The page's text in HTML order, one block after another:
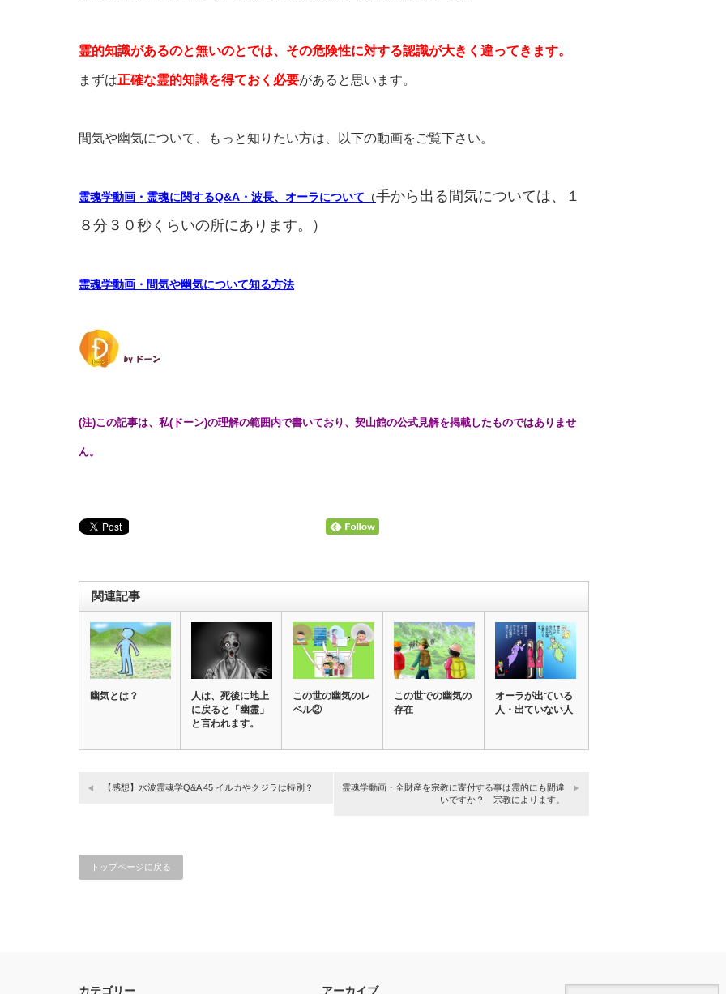
霊的知識があるのと無いのとでは、その危険性に対する認識が大きく違ってきます。
まずは正確な霊的知識を得ておく必要があると思います。
間気や幽気について、もっと知りたい方は、以下の動画をご覧下さい。
霊魂学動画・霊魂に関するQ&A・波長、オーラについて （手から出る間気については、１
８分３０秒くらいの所にあります。）
霊魂学動画・間気や幽気について知る方法
(注)この記事は、私(ドーン)の理解の範囲内で書いており、契山館の公式見解を掲載したものではありませ
ん。
関連記事
幽気とは？
人は、死後に地上
に戻ると「幽霊」
と言われます。
この世の幽気のレ
ベル②
この世での幽気の
存在
オーラが出ている
人・出ていない人
【感想】水波霊魂学Q&A 45 イルカやクジラは特別？
霊魂学動画・全財産を宗教に寄付する事は霊的にも間違
いですか？ 宗教によります。
トップページに戻る
カテゴリー アーカイブ